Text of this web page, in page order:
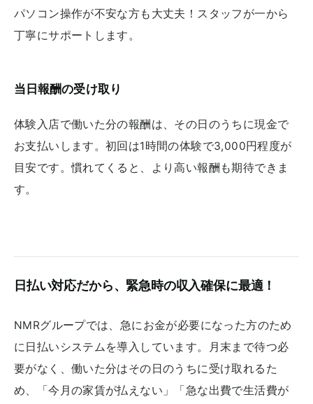
パソコン操作が不安な方も大丈夫！スタッフが一から
丁寧にサポートします。
当日報酬の受け取り
体験入店で働いた分の報酬は、その日のうちに現金で
お支払いします。初回は1時間の体験で3,000円程度が
目安です。慣れてくると、より高い報酬も期待できま
す。
日払い対応だから、緊急時の収入確保に最適！
NMRグループでは、急にお金が必要になった方のため
に日払いシステムを導入しています。月末まで待つ必
要がなく、働いた分はその日のうちに受け取れるた
め、「今月の家賃が払えない」「急な出費で生活費が